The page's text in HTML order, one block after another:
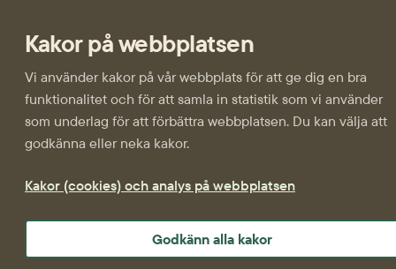
Kakor på webbplatsen
Vi använder kakor på vår webbplats för att ge dig en bra
funktionalitet och för att samla in statistik som vi använder
som underlag för att förbättra webbplatsen. Du kan välja att
godkänna eller neka kakor.
Kakor (cookies) och analys på webbplatsen
Godkänn alla kakor